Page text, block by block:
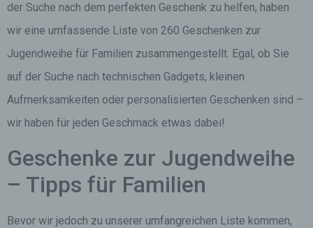
der Suche nach dem perfekten Geschenk zu helfen, haben
wir eine umfassende Liste von 260 Geschenken zur
Jugendweihe für Familien zusammengestellt. Egal, ob Sie
auf der Suche nach technischen Gadgets, kleinen
Aufmerksamkeiten oder personalisierten Geschenken sind –
wir haben für jeden Geschmack etwas dabei!
Geschenke zur Jugendweihe
– Tipps für Familien
Bevor wir jedoch zu unserer umfangreichen Liste kommen,